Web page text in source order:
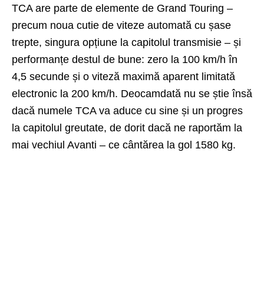
TCA are parte de elemente de Grand Touring –
precum noua cutie de viteze automată cu șase
trepte, singura opțiune la capitolul transmisie – și
performanțe destul de bune: zero la 100 km/h în
4,5 secunde și o viteză maximă aparent limitată
electronic la 200 km/h. Deocamdată nu se știe însă
dacă numele TCA va aduce cu sine și un progres
la capitolul greutate, de dorit dacă ne raportăm la
mai vechiul Avanti – ce cântărea la gol 1580 kg.